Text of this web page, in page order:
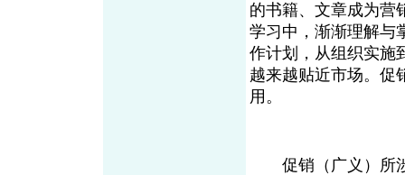
的书籍、文章成为营
学习中，渐渐理解与
作计划，从组织实施
越来越贴近市场。促
用。
促销（广义）所涉